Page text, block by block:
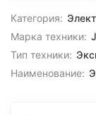
Категория:
Марка техники:
Тип техники:
Наименование: